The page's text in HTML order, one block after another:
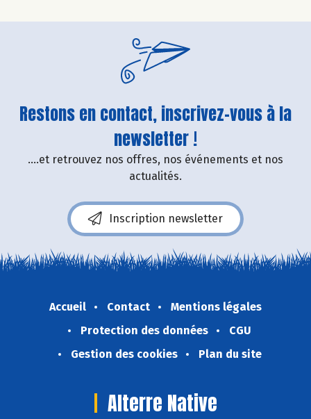
Restons en contact, inscrivez-vous à la
newsletter !
....et retrouvez nos offres, nos événements et nos
actualités.
Inscription newsletter
Accueil Contact
Mentions légales
Protection des données
CGU
Gestion des cookies
Plan du site
Alterre Native